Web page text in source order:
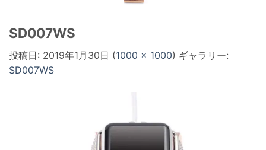
SD007WS
投稿日: 2019年1月30日 (1000 × 1000) ギャラリー:
SD007WS